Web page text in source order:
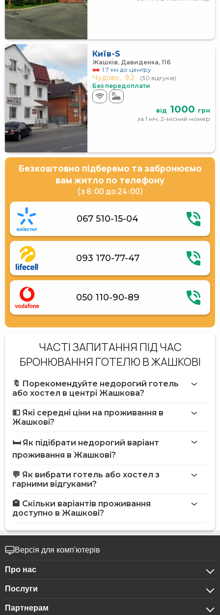
Київ-S
Жашків, Давиденка, 11б
1.7 км до центру
Чудово, 9.2
(30 відгуків)
Без передоплати
від 1000 грн
за 1 ніч, 2-місний номер
Безкоштовно підберемо та забронюємо
вам житло по телефону
(з 8:00 до 24:00)
067 510-15-04
093 170-77-47
050 110-90-89
ЧАСТІ ЗАПИТАННЯ ПІД ЧАС
БРОНЮВАННЯ ГОТЕЛЮ В ЖАШКОВІ
🔖 Порекомендуйте недорогий готель
або хостел в центрі Жашкова?
💵 Які середні ціни на проживання в
Жашкові?
🛏️ Як підібрати недорогий варіант
проживання в Жашкові?
💬 Як вибрати готель або хостел з
гарними відгуками?
🏨 Скільки варіантів проживання
доступно в Жашкові?
Версія для комп'ютерів
Про нас
Про компанію
Конфіденційність
Послуги
Для бізнес-клієнтів
Партнерам